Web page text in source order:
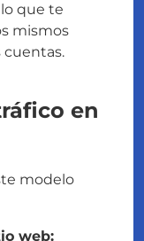
que te
mismos
cuentas.
en
modelo
web: